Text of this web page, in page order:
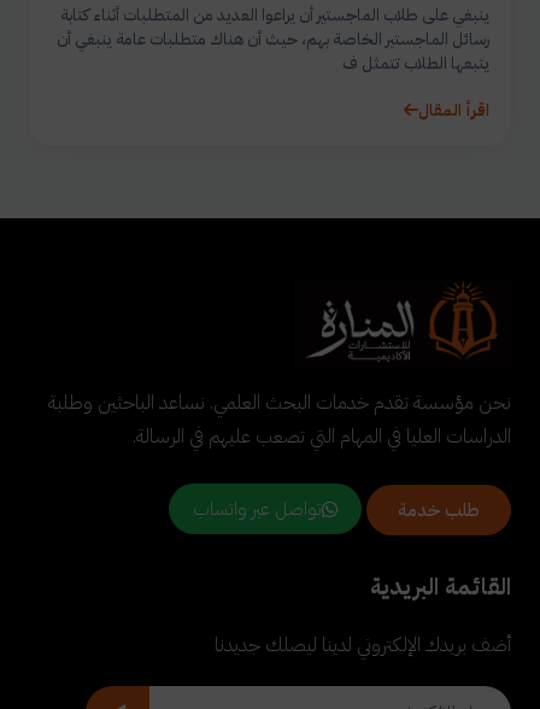
ينبغي على طلاب الماجستير أن يراعوا العديد من المتطلبات أثناء كتابة
رسائل الماجستير الخاصة بهم، حيث أن هناك متطلبات عامة ينبغي أن
يتبعها الطلاب تتمثل ف
اقرأ المقال
نحن مؤسسة تقدم خدمات البحث العلمي. نساعد الباحثين وطلبة
الدراسات العليا في المهام التي تصعب عليهم في الرسالة.
طلب خدمة تواصل عبر واتساب
القائمة البريدية
أضف بريدك الإلكتروني لدينا ليصلك جديدنا